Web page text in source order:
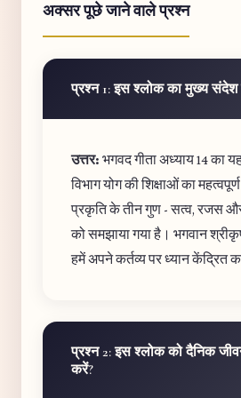
अक्सर पूछे जाने वाले प्रश्न
प्रश्न 1: इस श्लोक का मुख्य संदेश
उत्तर: भगवद गीता अध्याय 14 का
विभाग योग की शिक्षाओं का
प्रकृति के तीन गुण - सत्व, रजस
को समझाया गया है। भगवान
हमें अपने कर्तव्य पर ध्यान केंद्रित
प्रश्न 2: इस श्लोक को दैनिक
करें?